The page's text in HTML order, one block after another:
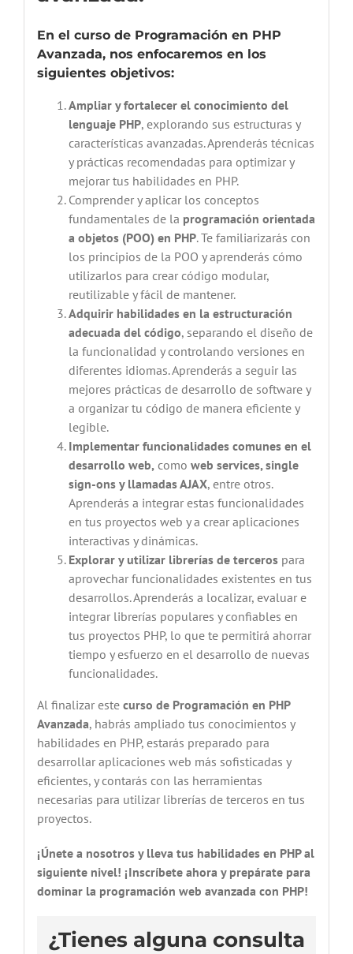
En el curso de Programación en PHP
Avanzada, nos enfocaremos en los
siguientes objetivos:
Ampliar y fortalecer el conocimiento del
lenguaje PHP, explorando sus estructuras y
características avanzadas. Aprenderás técnicas
y prácticas recomendadas para optimizar y
mejorar tus habilidades en PHP.
Comprender y aplicar los conceptos
fundamentales de la programación orientada
a objetos (POO) en PHP. Te familiarizarás con
los principios de la POO y aprenderás cómo
utilizarlos para crear código modular,
reutilizable y fácil de mantener.
Adquirir habilidades en la estructuración
adecuada del código, separando el diseño de
la funcionalidad y controlando versiones en
diferentes idiomas. Aprenderás a seguir las
mejores prácticas de desarrollo de software y
a organizar tu código de manera eficiente y
legible.
Implementar funcionalidades comunes en el
desarrollo web,como web services, single
sign-ons y llamadas AJAX, entre otros.
Aprenderás a integrar estas funcionalidades
en tus proyectos web y a crear aplicaciones
interactivas y dinámicas.
Explorar y utilizar librerías de tercerospara
aprovechar funcionalidades existentes en tus
desarrollos. Aprenderás a localizar, evaluar e
integrar librerías populares y confiables en
tus proyectos PHP, lo que te permitirá ahorrar
tiempo y esfuerzo en el desarrollo de nuevas
funcionalidades.
Al finalizar este curso de Programación en PHP
Avanzada, habrás ampliado tus conocimientos y
habilidades en PHP, estarás preparado para
desarrollar aplicaciones web más sofisticadas y
eficientes, y contarás con las herramientas
necesarias para utilizar librerías de terceros en tus
proyectos.
¡Únete a nosotros y lleva tus habilidades en PHP al
siguiente nivel! ¡Inscríbete ahora y prepárate para
dominar la programación web avanzada con PHP!
¿Tienes alguna consulta